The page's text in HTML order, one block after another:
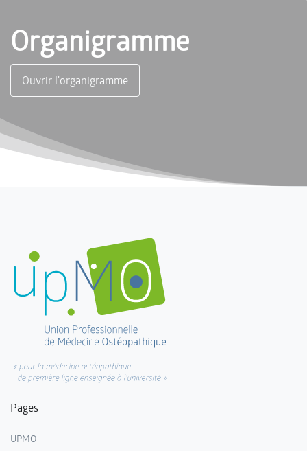
Organigramme
Ouvrir l'organigramme
Pages
UPMO